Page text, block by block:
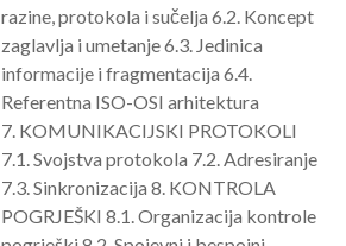
razine, protokola i sučelja 6.2. Koncept
zaglavlja i umetanje 6.3. Jedinica
informacije i fragmentacija 6.4.
Referentna ISO-OSI arhitektura
7. KOMUNIKACIJSKI PROTOKOLI
7.1. Svojstva protokola 7.2. Adresiranje
7.3. Sinkronizacija 8. KONTROLA
POGRJEŠKI 8.1. Organizacija kontrole